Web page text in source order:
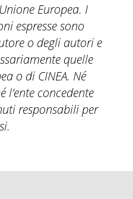
Europea. I
espresse sono
o degli autori e
quelle
o di CINEA. Né
l’ente concedente
responsabili per